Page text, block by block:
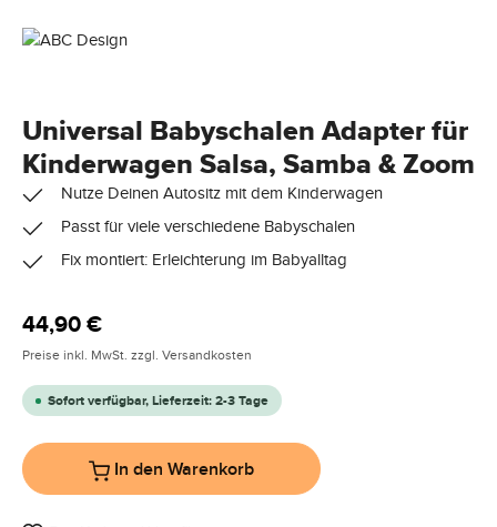
Universal Babyschalen Adapter für
Kinderwagen Salsa, Samba & Zoom
Nutze Deinen Autositz mit dem Kinderwagen
Passt für viele verschiedene Babyschalen
Fix montiert: Erleichterung im Babyalltag
Regulärer Preis:
44,90 €
Preise inkl. MwSt. zzgl. Versandkosten
Sofort verfügbar, Lieferzeit: 2-3 Tage
In den Warenkorb